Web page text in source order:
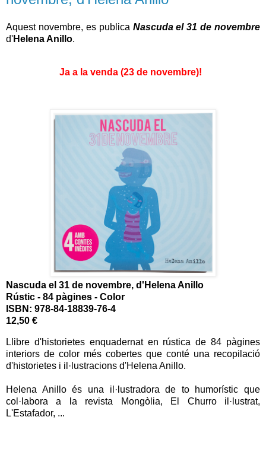
Aquest novembre, es publica Nascuda el 31 de novembre
d'Helena Anillo.
Ja a la venda (23 de novembre)!
Nascuda el 31 de novembre, d'Helena Anillo
Rústic - 84 pàgines - Color
ISBN: 978-84-18839-76-4
12,50 €
Llibre d'historietes enquadernat en rústica de 84 pàgines
interiors de color més cobertes que conté una recopilació
d'historietes i il·lustracions d'Helena Anillo.
Helena Anillo és una il·lustradora de to humorístic que
col·labora a la revista Mongòlia, El Churro il·lustrat,
L'Estafador, ...